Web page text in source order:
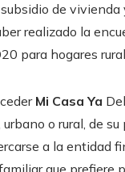
de
realizado la
para hogares
Mi Casa Ya
o rural, de
a la entidad